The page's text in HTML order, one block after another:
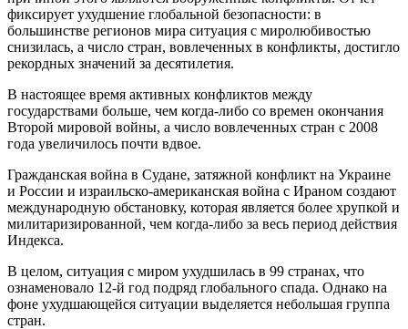
фиксирует ухудшение глобальной безопасности: в
большинстве регионов мира ситуация с миролюбивостью
снизилась, а число стран, вовлеченных в конфликты, достигло
рекордных значений за десятилетия.
В настоящее время активных конфликтов между
государствами больше, чем когда-либо со времен окончания
Второй мировой войны, а число вовлеченных стран с 2008
года увеличилось почти вдвое.
Гражданская война в Судане, затяжной конфликт на Украине
и России и израильско-американская война с Ираном создают
международную обстановку, которая является более хрупкой и
милитаризированной, чем когда-либо за весь период действия
Индекса.
В целом, ситуация с миром ухудшилась в 99 странах, что
ознаменовало 12-й год подряд глобального спада. Однако на
фоне ухудшающейся ситуации выделяется небольшая группа
стран.